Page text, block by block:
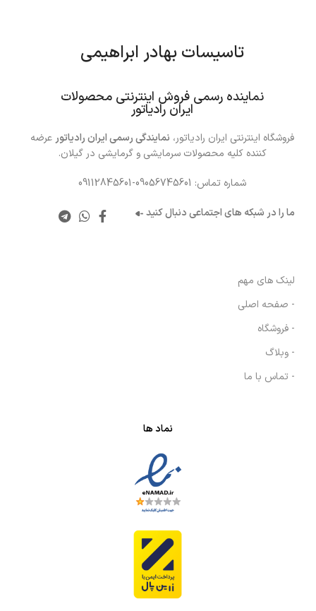
تاسیسات بهادر ابراهیمی
نماینده رسمی فروش اینترنتی محصولات
ایران رادیاتور
فروشگاه اینترنتی ایران رادیاتور، نمایندگی رسمی ایران رادیاتور عرضه
کننده کلیه محصولات سرمایشی و گرمایشی در گیلان.
شماره تماس: 09056745601-09112845601
ما را در شبکه های اجتماعی دنبال کنید
لینک های مهم
- صفحه اصلی
- فروشگاه
- وبلاگ
- تماس با ما
نماد ها